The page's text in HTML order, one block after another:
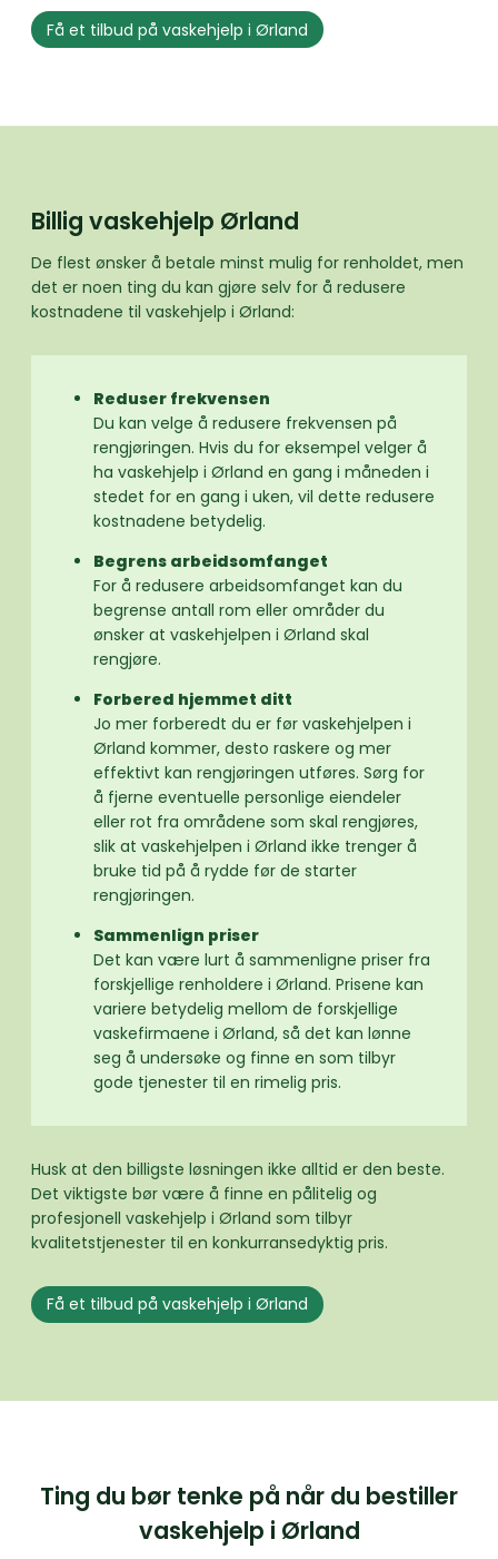
Få et tilbud på vaskehjelp i Ørland
Billig vaskehjelp Ørland
De flest ønsker å betale minst mulig for renholdet, men
det er noen ting du kan gjøre selv for å redusere
kostnadene til vaskehjelp i Ørland:
Reduser frekvensen
Du kan velge å redusere frekvensen på
rengjøringen. Hvis du for eksempel velger å
ha vaskehjelp i Ørland en gang i måneden i
stedet for en gang i uken, vil dette redusere
kostnadene betydelig.
Begrens arbeidsomfanget
For å redusere arbeidsomfanget kan du
begrense antall rom eller områder du
ønsker at vaskehjelpen i Ørland skal
rengjøre.
Forbered hjemmet ditt
Jo mer forberedt du er før vaskehjelpen i
Ørland kommer, desto raskere og mer
effektivt kan rengjøringen utføres. Sørg for
å fjerne eventuelle personlige eiendeler
eller rot fra områdene som skal rengjøres,
slik at vaskehjelpen i Ørland ikke trenger å
bruke tid på å rydde før de starter
rengjøringen.
Sammenlign priser
Det kan være lurt å sammenligne priser fra
forskjellige renholdere i Ørland. Prisene kan
variere betydelig mellom de forskjellige
vaskefirmaene i Ørland, så det kan lønne
seg å undersøke og finne en som tilbyr
gode tjenester til en rimelig pris.
Husk at den billigste løsningen ikke alltid er den beste.
Det viktigste bør være å finne en pålitelig og
profesjonell vaskehjelp i Ørland som tilbyr
kvalitetstjenester til en konkurransedyktig pris.
Få et tilbud på vaskehjelp i Ørland
Ting du bør tenke på når du bestiller
vaskehjelp i Ørland